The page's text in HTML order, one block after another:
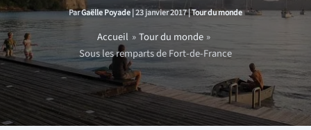
ParGaëlle Poyade|23 janvier 2017|Tour du monde
Accueil
Tour du monde
Sous les remparts de Fort-de-France